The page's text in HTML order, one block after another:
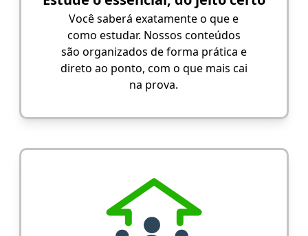
Você saberá exatamente o que e
como estudar. Nossos conteúdos
são organizados de forma prática e
direto ao ponto, com o que mais cai
na prova.